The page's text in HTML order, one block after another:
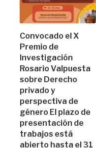
Convocado el X
Premio de
Investigación
Rosario Valpuesta
sobre Derecho
privado y
perspectiva de
género El plazo de
presentación de
trabajos está
abierto hasta el 31